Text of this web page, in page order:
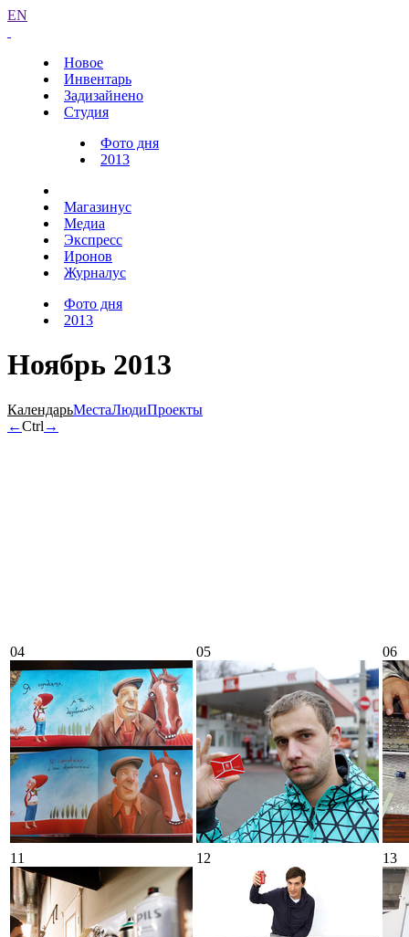
EN
Новое
Инвентарь
Задизайнено
Студия
Фото дня
2013
Магазинус
Медиа
Экспресс
Иронов
Журналус
Фото дня
2013
Ноябрь 2013
КалендарьМестаЛюдиПроекты
←Ctrl →
04 05 06
11 12 13